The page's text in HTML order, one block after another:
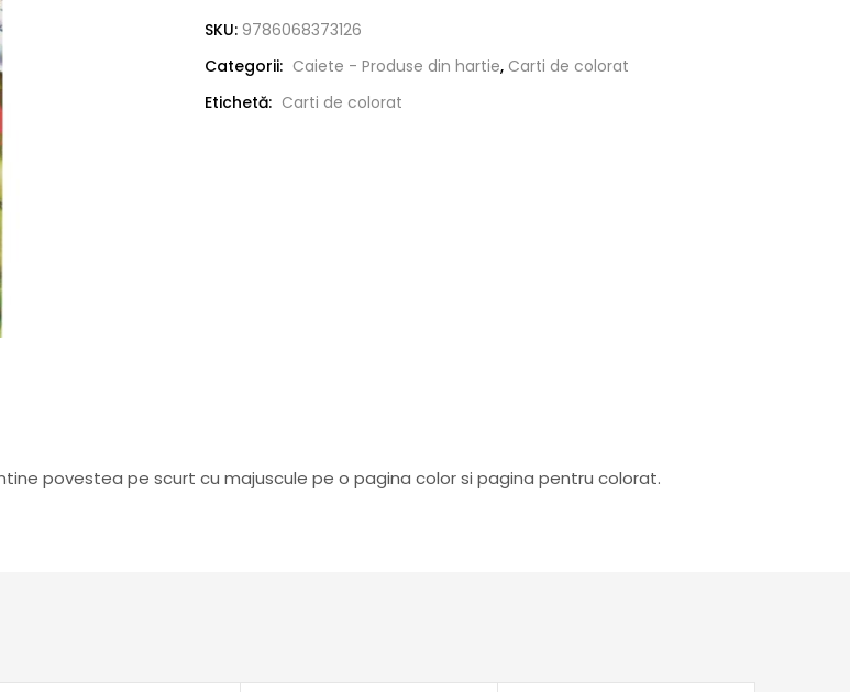
SKU: 9786068373126
Categorii: Caiete - Produse din hartie, Carti de colorat
Etichetă: Carti de colorat
povestea pe scurt cu majuscule pe o pagina color si pagina pentru colorat.